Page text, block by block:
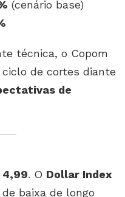
(cenário base)
técnica, o Copom
de cortes diante
de
4,99. O Dollar Index
baixa de longo